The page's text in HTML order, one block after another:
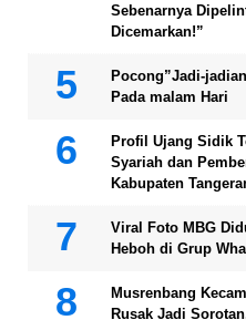
Sebenarnya
Dicemarkan!”
Pocong”Jadi-
Pada malam Hari
Profil Ujang Sidik
Syariah dan
Kabupaten
Viral Foto MBG
Heboh di Grup
Musrenbang
Rusak Jadi